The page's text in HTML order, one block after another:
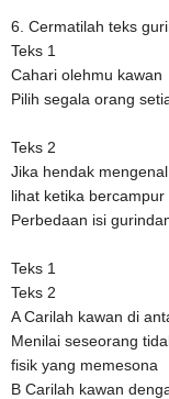
6. Cermatilah teks
Teks 1
Cahari olehmu kawan
Pilih segala orang
Teks 2
Jika hendak
lihat ketika
Perbedaan isi
Teks 1
Teks 2
A Carilah kawan di
Menilai seseorang
fisik yang memesona
B Carilah kawan